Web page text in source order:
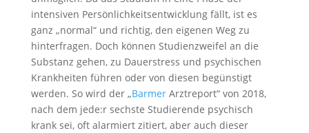
intensiven Persönlichkeitsentwicklung fällt, ist es
ganz „normal“ und richtig, den eigenen Weg zu
hinterfragen. Doch können Studienzweifel an die
Substanz gehen, zu Dauerstress und psychischen
Krankheiten führen oder von diesen begünstigt
werden. So wird der „BarmerArztreport“ von 2018,
nach dem jede:r sechste Studierende psychisch
krank sei, oft alarmiert zitiert, aber auch dieser